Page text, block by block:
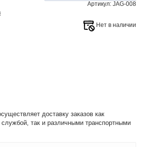
Артикул: JAG-008
Нет в наличии
доставку заказов как
службой, так и различными транспортными